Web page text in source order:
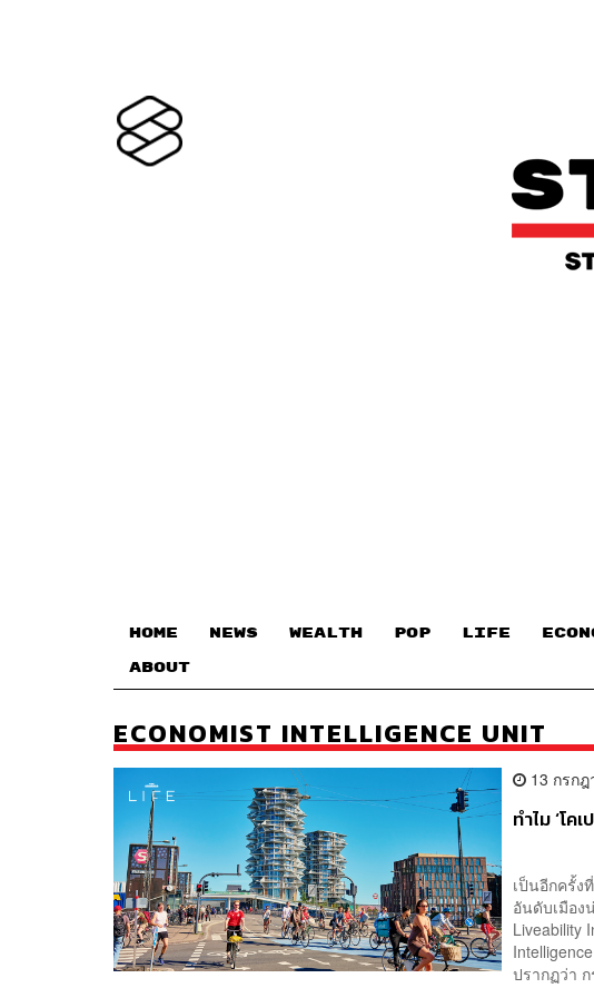
HOME NEWS WEALTH POP LIFE
ABOUT
ECONOMIST INTELLIGENCE UNIT
13 กรก
ทำไม ‘โค
เป็นอีกครั้ง
อันดับเมือง
Liveability
ปรากฏว่า ก